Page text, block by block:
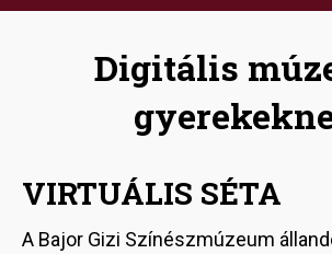
Digitális
VIRTUÁLIS SÉTA
A Bajor Gizi Színészmúzeum